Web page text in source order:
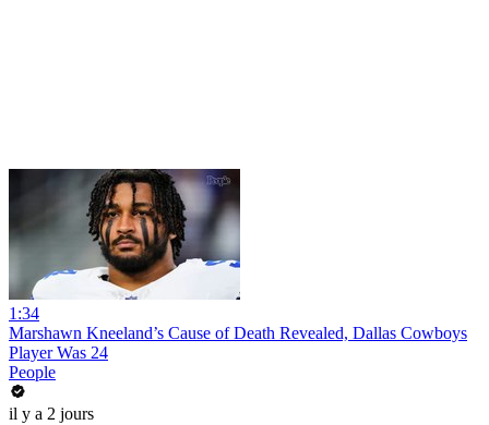
1:34
Marshawn Kneeland’s Cause of Death Revealed, Dallas Cowboys
Player Was 24
People
il y a 2 jours